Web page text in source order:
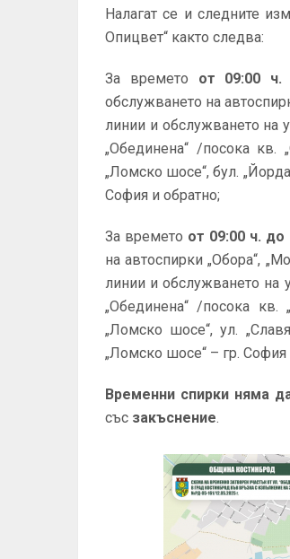
Налагат се и следните
Опицвет“ както следва:
За времето от 09:00 ч.
обслужването на
линии и обслужването на
„Обединена“ /посока кв.
„Ломско шосе“, бул.
София и обратно;
За времето от 09:00 ч. до
на автоспирки „Обора“,
линии и обслужването на
„Обединена“ /посока кв.
„Ломско шосе“, ул.
„Ломско шосе“ – гр. София
Временни спирки няма
със закъснение.